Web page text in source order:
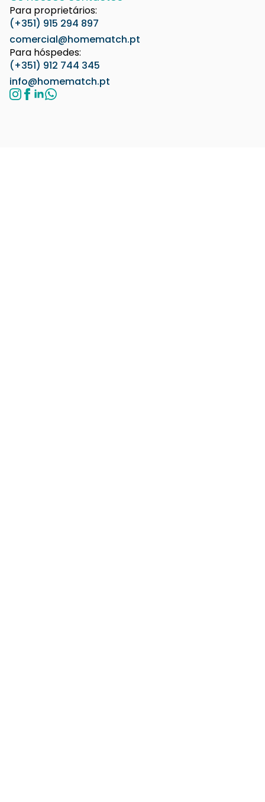
Para proprietários:
(+351) 915 294 897
comercial@homematch.pt
Para hóspedes:
(+351) 912 744 345
info@homematch.pt